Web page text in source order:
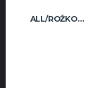
ALL/ROŽKOVA